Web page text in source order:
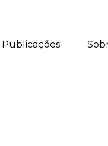
Publicações